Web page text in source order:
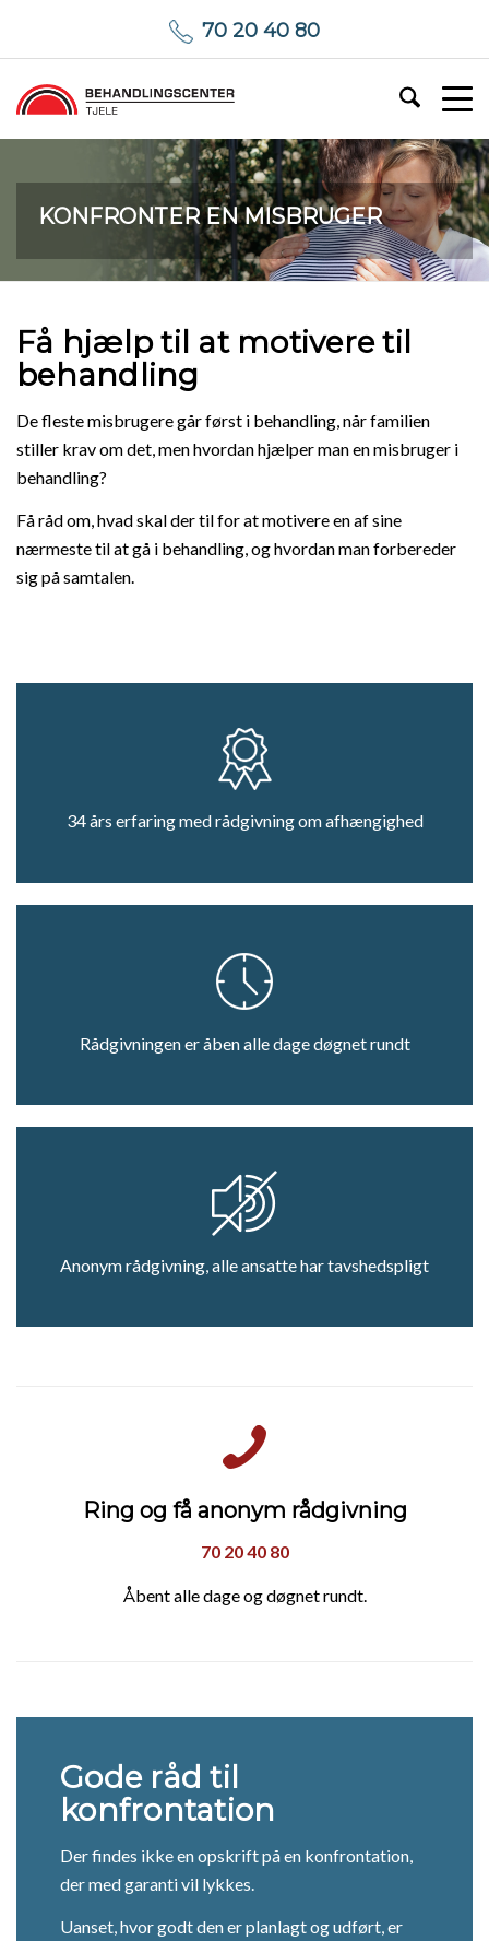
70 20 40 80
KONFRONTER EN MISBRUGER
Få hjælp til at motivere til
behandling
De fleste misbrugere går først i behandling, når familien
stiller krav om det, men hvordan hjælper man en misbruger i
behandling?
Få råd om, hvad skal der til for at motivere en af sine
nærmeste til at gå i behandling, og hvordan man forbereder
sig på samtalen.
34 års erfaring med rådgivning om afhængighed
Rådgivningen er åben alle dage døgnet rundt
Anonym rådgivning, alle ansatte har tavshedspligt
Ring og få anonym rådgivning
70 20 40 80
Åbent alle dage og døgnet rundt.
Gode råd til
konfrontation
Der findes ikke en opskrift på en konfrontation,
der med garanti vil lykkes.
Uanset, hvor godt den er planlagt og udført, er